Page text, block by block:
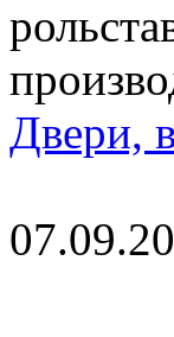
Двери,